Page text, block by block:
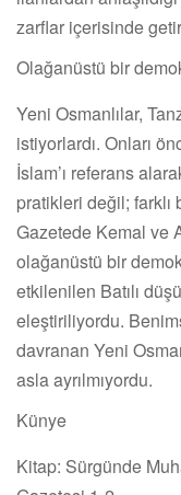
zarflar içerisinde
Olağanüstü bir
Yeni Osmanlılar,
istiyorlardı. Onları
İslam’ı referans
pratikleri değil;
Gazetede Kemal ve
olağanüstü bir
etkilenilen Batılı
eleştiriliyordu.
davranan Yeni
asla ayrılmıyordu.
Künye
Kitap: Sürgünde